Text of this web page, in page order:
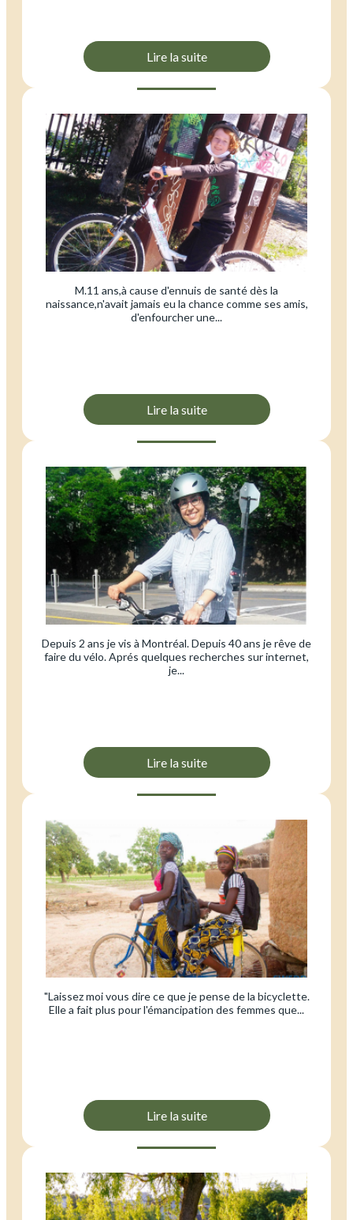
Lire la suite
M.11 ans,à cause d'ennuis de santé dès la
naissance,n'avait jamais eu la chance comme ses amis,
d'enfourcher une...
Lire la suite
Depuis 2 ans je vis à Montréal. Depuis 40 ans je rêve de
faire du vélo. Aprés quelques recherches sur internet,
je...
Lire la suite
"Laissez moi vous dire ce que je pense de la bicyclette.
Elle a fait plus pour l'émancipation des femmes que...
Lire la suite